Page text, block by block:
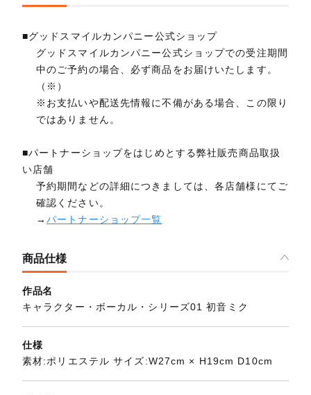
■グッドスマイルカンパニー公式ショップ
グッドスマイルカンパニー公式ショップでの受注期間
中のご予約の場合、必ず商品をお届けいたします。
（※）
※お支払いや配送先情報に不備がある場合、この限り
ではありません。
■パートナーショップをはじめとする弊社販売商品取扱
い店舗
予約期間などの詳細につきましては、各店舗様にてご
確認ください。
→パートナーショップ一覧
商品仕様
作品名
キャラクター・ボーカル・シリーズ01 初音ミク
仕様
素材:ポリエステル サイズ:W27cm × H19cm D10cm